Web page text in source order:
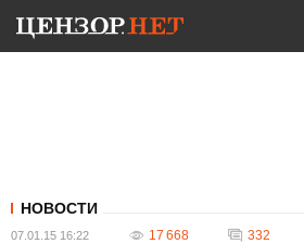
НОВОСТИ
07.01.15 16:22 17 668 332